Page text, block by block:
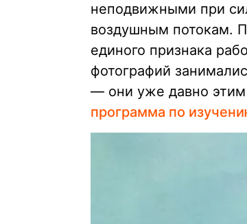
неподвижными при
воздушным потокам.
единого признака
фотографий
— они уже давно этим
программа по